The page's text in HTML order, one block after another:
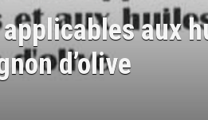
aux
d’olive